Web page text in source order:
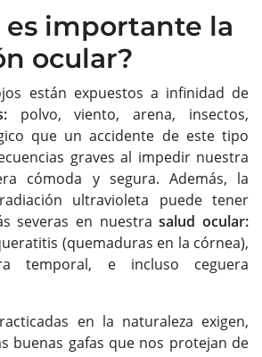
es importante la
ocular?
están expuestos a infinidad de
polvo, viento, arena, insectos,
que un accidente de este tipo
graves al impedir nuestra
cómoda y segura. Además, la
ultravioleta puede tener
severas en nuestrasalud ocular:
(quemaduras en la córnea),
temporal, e incluso ceguera
en la naturaleza exigen,
buenas gafas que nos protejan de